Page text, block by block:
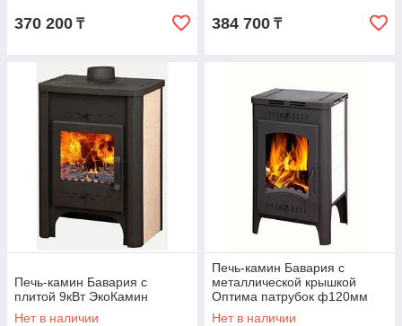
370 200 ₸ 384 700 ₸
Печь-камин Бавария с
плитой 9кВт ЭкоКамин
Нет в наличии
Печь-камин Бавария с
металлической крышкой
Оптима патрубок ф120мм
ЭкоКамин
Нет в наличии